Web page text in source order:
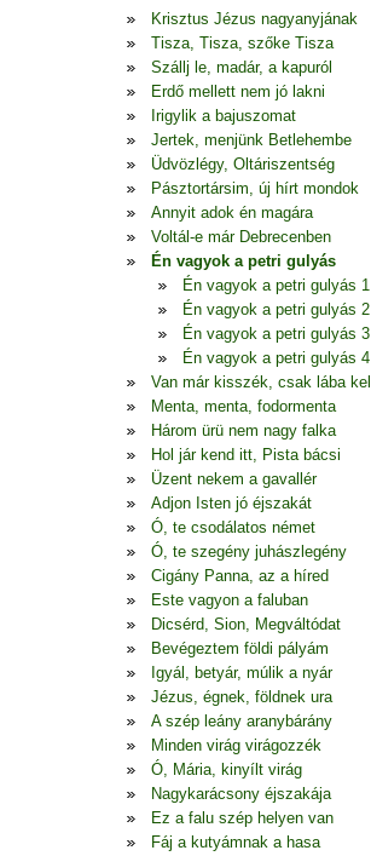
Krisztus Jézus nagyanyjának
Tisza, Tisza, szőke Tisza
Szállj le, madár, a kapuról
Erdő mellett nem jó lakni
Irigylik a bajuszomat
Jertek, menjünk Betlehembe
Üdvözlégy, Oltáriszentség
Pásztortársim, új hírt mondok
Annyit adok én magára
Voltál-e már Debrecenben
Én vagyok a petri gulyás
Én vagyok a petri gulyás 1
Én vagyok a petri gulyás 2
Én vagyok a petri gulyás 3
Én vagyok a petri gulyás 4
Van már kisszék, csak lába kell
Menta, menta, fodormenta
Három ürü nem nagy falka
Hol jár kend itt, Pista bácsi
Üzent nekem a gavallér
Adjon Isten jó éjszakát
Ó, te csodálatos német
Ó, te szegény juhászlegény
Cigány Panna, az a híred
Este vagyon a faluban
Dicsérd, Sion, Megváltódat
Bevégeztem földi pályám
Igyál, betyár, múlik a nyár
Jézus, égnek, földnek ura
A szép leány aranybárány
Minden virág virágozzék
Ó, Mária, kinyílt virág
Nagykarácsony éjszakája
Ez a falu szép helyen van
Fáj a kutyámnak a hasa